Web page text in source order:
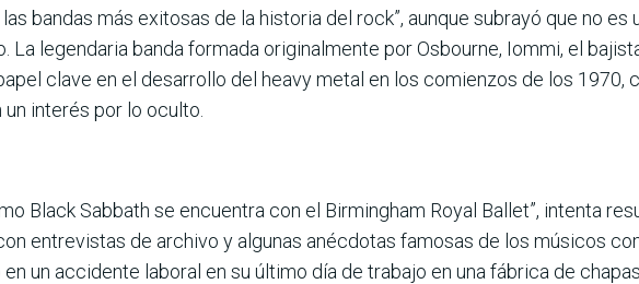
las bandas más exitosas de la historia del rock”, aunque subrayó que no
La legendaria banda formada originalmente por Osbourne, Iommi, el
clave en el desarrollo del heavy metal en los comienzos de los 1970,
interés por lo oculto.
Black Sabbath se encuentra con el Birmingham Royal Ballet”, intenta
entrevistas de archivo y algunas anécdotas famosas de los músicos
un accidente laboral en su último día de trabajo en una fábrica de